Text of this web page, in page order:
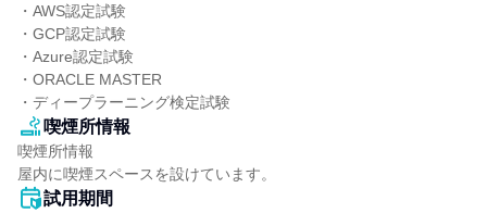
・AWS認定試験
・GCP認定試験
・Azure認定試験
・ORACLE MASTER
・ディープラーニング検定試験
喫煙所情報
喫煙所情報
屋内に喫煙スペースを設けています。
試用期間